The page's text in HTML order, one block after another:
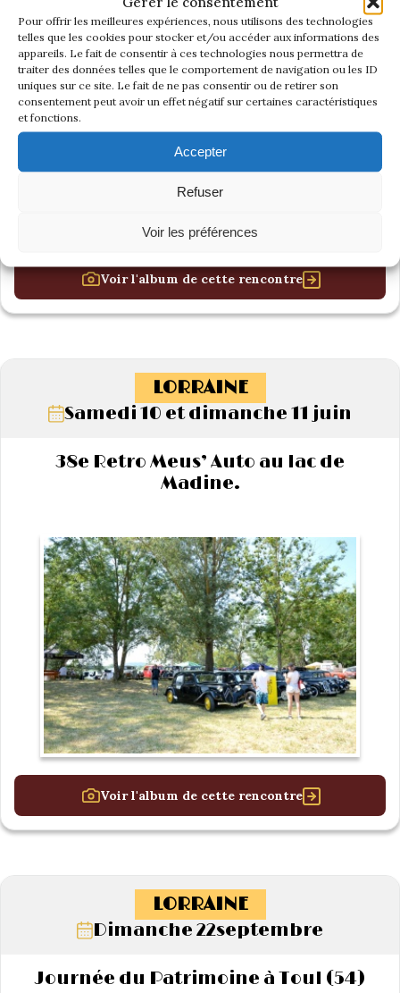
Pour offrir les meilleures expériences, nous utilisons des technologies
telles que les cookies pour stocker et/ou accéder aux informations des
appareils. Le fait de consentir à ces technologies nous permettra de
traiter des données telles que le comportement de navigation ou les ID
uniques sur ce site. Le fait de ne pas consentir ou de retirer son
consentement peut avoir un effet négatif sur certaines caractéristiques
et fonctions.
Accepter
Refuser
Voir les préférences
Voir l'album de cette rencontre
LORRAINE
Samedi 10 et dimanche 11 juin
38e Retro Meus’ Auto au lac de
Madine.
Voir l'album de cette rencontre
LORRAINE
Dimanche 22septembre
Journée du Patrimoine à Toul (54)